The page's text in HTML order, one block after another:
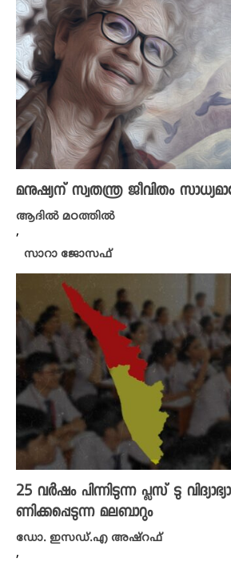
മനുഷ്യന് സ്വതന്ത്ര ജീവിതം
ആദിൽ മഠത്തിൽ
,
സാറാ ജോസഫ്
25 വർഷം പിന്നിടുന്ന പ്ലസ് ടു
ണിക്കപ്പെടുന്ന മലബാറും
ഡോ. ഇസ‍‍ഡ്.എ അഷ്‌റഫ്
,